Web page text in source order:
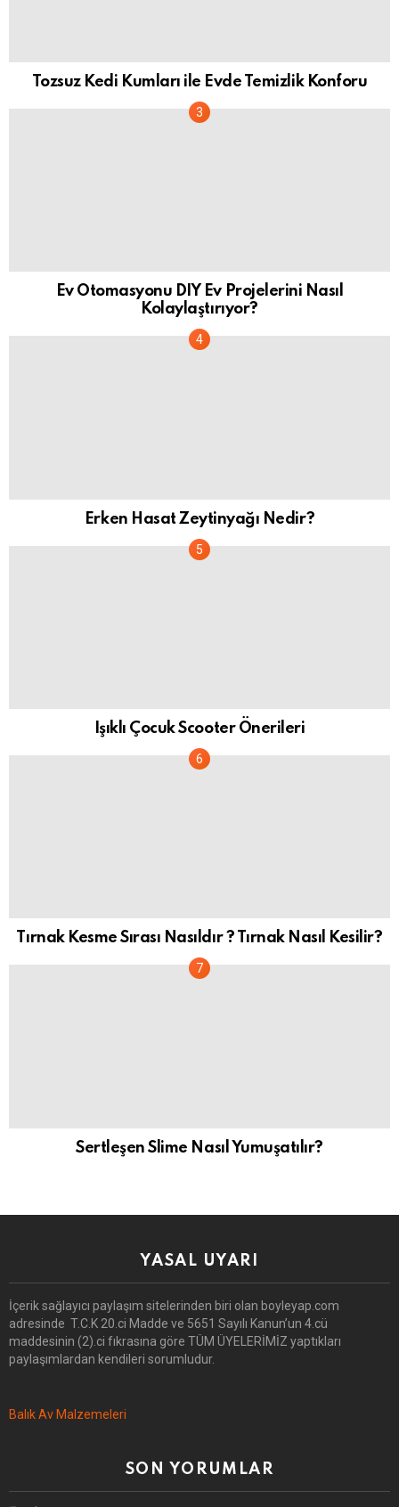
Tozsuz Kedi Kumları ile Evde Temizlik Konforu
Ev Otomasyonu DIY Ev Projelerini Nasıl
Kolaylaştırıyor?
Erken Hasat Zeytinyağı Nedir?
Işıklı Çocuk Scooter Önerileri
Tırnak Kesme Sırası Nasıldır ? Tırnak Nasıl Kesilir?
Sertleşen Slime Nasıl Yumuşatılır?
YASAL UYARI
İçerik sağlayıcı paylaşım sitelerinden biri olan boyleyap.com
adresinde T.C.K 20.ci Madde ve 5651 Sayılı Kanun’un 4.cü
maddesinin (2).ci fıkrasına göre TÜM ÜYELERİMİZ yaptıkları
paylaşımlardan kendileri sorumludur.
Balık Av Malzemeleri
SON YORUMLAR